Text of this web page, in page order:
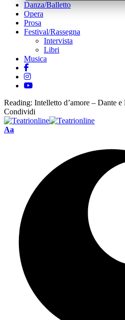
Danza/Balletto
Opera
Prosa
Festival/Rassegna
Intervista
Libri
Musica
Reading: Intelletto d’amore – Dante e
Condividi
Font
Aa